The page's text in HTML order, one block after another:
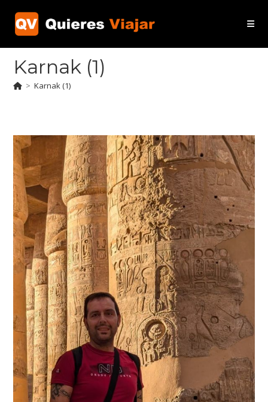
contenido
Karnak (1)
> Karnak (1)